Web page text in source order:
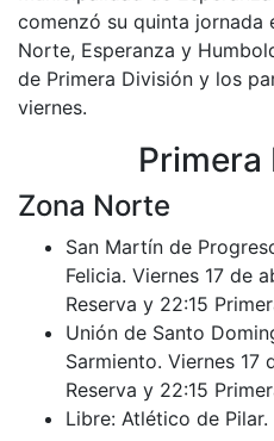
comenzó su quinta jornada
Norte, Esperanza y
de Primera División y los
viernes.
Primera
Zona Norte
San Martín de
Felicia. Viernes 17 de
Reserva y 22:15
Unión de Santo
Sarmiento. Viernes 17
Reserva y 22:15
Libre: Atlético de Pilar.